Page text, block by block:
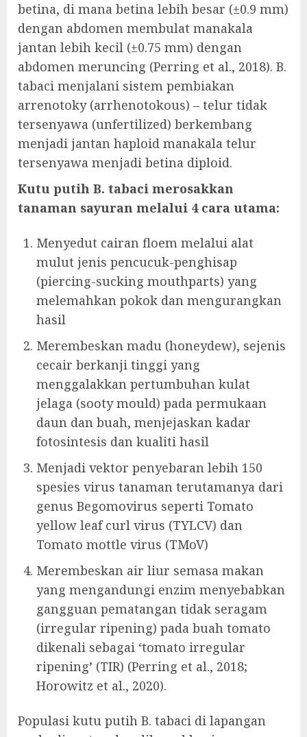
betina, di mana betina lebih besar (±0.9 mm)
dengan abdomen membulat manakala
jantan lebih kecil (±0.75 mm) dengan
abdomen meruncing (Perring et al., 2018). B.
tabaci menjalani sistem pembiakan
arrenotoky (arrhenotokous) – telur tidak
tersenyawa (unfertilized) berkembang
menjadi jantan haploid manakala telur
tersenyawa menjadi betina diploid.
Kutu putih B. tabaci merosakkan
tanaman sayuran melalui 4 cara utama:
Menyedut cairan floem melalui alat
mulut jenis pencucuk-penghisap
(piercing-sucking mouthparts) yang
melemahkan pokok dan mengurangkan
hasil
Merembeskan madu (honeydew), sejenis
cecair berkanji tinggi yang
menggalakkan pertumbuhan kulat
jelaga (sooty mould) pada permukaan
daun dan buah, menjejaskan kadar
fotosintesis dan kualiti hasil
Menjadi vektor penyebaran lebih 150
spesies virus tanaman terutamanya dari
genus Begomovirus seperti Tomato
yellow leaf curl virus (TYLCV) dan
Tomato mottle virus (TMoV)
Merembeskan air liur semasa makan
yang mengandungi enzim menyebabkan
gangguan pematangan tidak seragam
(irregular ripening) pada buah tomato
dikenali sebagai ‘tomato irregular
ripening’ (TIR) (Perring et al., 2018;
Horowitz et al., 2020).
Populasi kutu putih B. tabaci di lapangan